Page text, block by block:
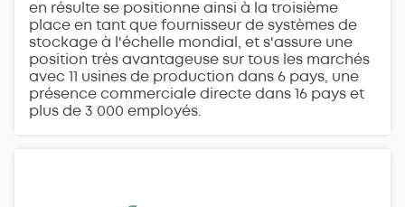
en résulte se positionne ainsi à la troisième
place en tant que fournisseur de systèmes de
stockage à l'échelle mondial, et s'assure une
position très avantageuse sur tous les marchés
avec 11 usines de production dans 6 pays, une
présence commerciale directe dans 16 pays et
plus de 3 000 employés.